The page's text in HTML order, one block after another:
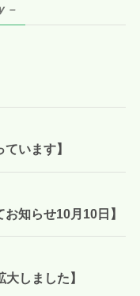
–
います】
知らせ10月10日】
しました】